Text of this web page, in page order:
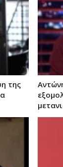
της